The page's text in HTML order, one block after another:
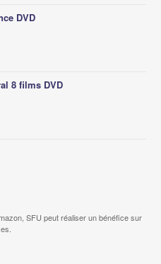
DVD
8 films DVD
SFU peut réaliser un bénéfice sur